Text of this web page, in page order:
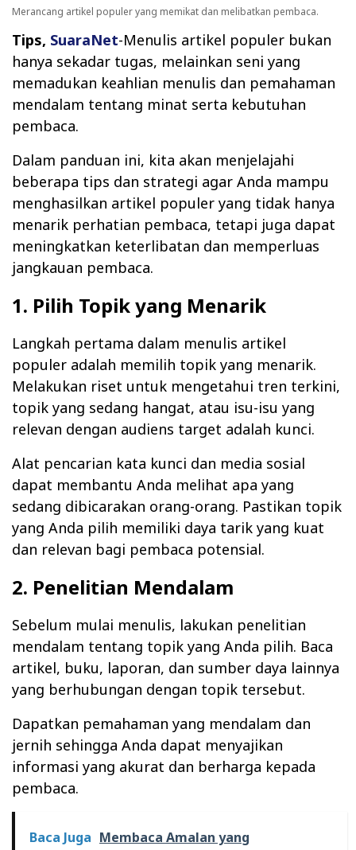
Merancang artikel populer yang memikat dan melibatkan pembaca.
Tips, SuaraNet-Menulis artikel populer bukan
hanya sekadar tugas, melainkan seni yang
memadukan keahlian menulis dan pemahaman
mendalam tentang minat serta kebutuhan
pembaca.
Dalam panduan ini, kita akan menjelajahi
beberapa tips dan strategi agar Anda mampu
menghasilkan artikel populer yang tidak hanya
menarik perhatian pembaca, tetapi juga dapat
meningkatkan keterlibatan dan memperluas
jangkauan pembaca.
1. Pilih Topik yang Menarik
Langkah pertama dalam menulis artikel
populer adalah memilih topik yang menarik.
Melakukan riset untuk mengetahui tren terkini,
topik yang sedang hangat, atau isu-isu yang
relevan dengan audiens target adalah kunci.
Alat pencarian kata kunci dan media sosial
dapat membantu Anda melihat apa yang
sedang dibicarakan orang-orang. Pastikan topik
yang Anda pilih memiliki daya tarik yang kuat
dan relevan bagi pembaca potensial.
2. Penelitian Mendalam
Sebelum mulai menulis, lakukan penelitian
mendalam tentang topik yang Anda pilih. Baca
artikel, buku, laporan, dan sumber daya lainnya
yang berhubungan dengan topik tersebut.
Dapatkan pemahaman yang mendalam dan
jernih sehingga Anda dapat menyajikan
informasi yang akurat dan berharga kepada
pembaca.
Baca Juga Membaca Amalan yang